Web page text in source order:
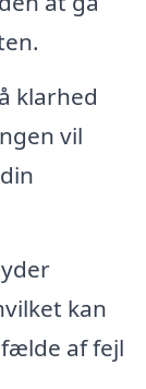
klarhed
vil
kan
af fejl